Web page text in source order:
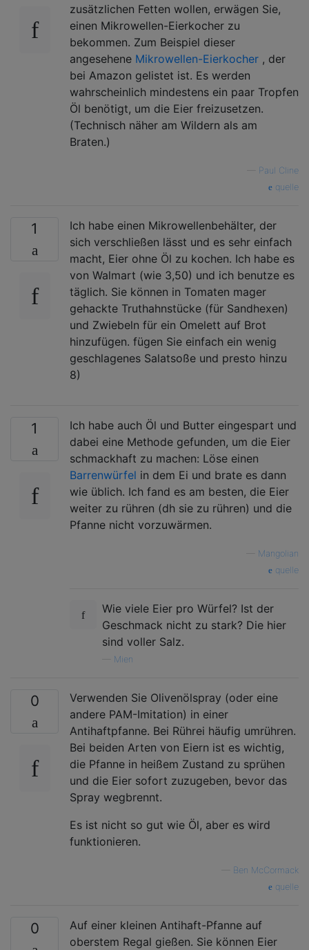
zusätzlichen Fetten wollen, erwägen Sie,
einen Mikrowellen-Eierkocher zu
bekommen. Zum Beispiel dieser
angesehene Mikrowellen-Eierkocher , der
bei Amazon gelistet ist. Es werden
wahrscheinlich mindestens ein paar Tropfen
Öl benötigt, um die Eier freizusetzen.
(Technisch näher am Wildern als am
Braten.)
Paul Cline
quelle
1
Ich habe einen Mikrowellenbehälter, der
sich verschließen lässt und es sehr einfach
macht, Eier ohne Öl zu kochen. Ich habe es
von Walmart (wie 3,50) und ich benutze es
täglich. Sie können in Tomaten mager
gehackte Truthahnstücke (für Sandhexen)
und Zwiebeln für ein Omelett auf Brot
hinzufügen. fügen Sie einfach ein wenig
geschlagenes Salatsoße und presto hinzu
8)
1
Ich habe auch Öl und Butter eingespart und
dabei eine Methode gefunden, um die Eier
schmackhaft zu machen: Löse einen
Barrenwürfel in dem Ei und brate es dann
wie üblich. Ich fand es am besten, die Eier
weiter zu rühren (dh sie zu rühren) und die
Pfanne nicht vorzuwärmen.
Mangolian
quelle
Wie viele Eier pro Würfel? Ist der
Geschmack nicht zu stark? Die hier
sind voller Salz.
Mien
0
Verwenden Sie Olivenölspray (oder eine
andere PAM-Imitation) in einer
Antihaftpfanne. Bei Rührei häufig umrühren.
Bei beiden Arten von Eiern ist es wichtig,
die Pfanne in heißem Zustand zu sprühen
und die Eier sofort zuzugeben, bevor das
Spray wegbrennt.
Es ist nicht so gut wie Öl, aber es wird
funktionieren.
Ben McCormack
quelle
0
Auf einer kleinen Antihaft-Pfanne auf
oberstem Regal gießen. Sie können Eier